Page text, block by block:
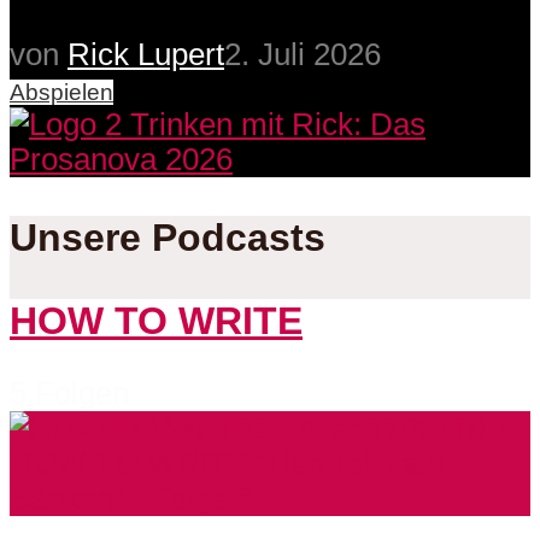
von Rick Lupert2. Juli 2026
Abspielen
Unsere Podcasts
HOW TO WRITE